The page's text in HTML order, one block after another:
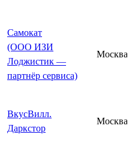
Самокат
(ООО ИЗИ
Лоджистик —
партнёр сервиса)
Москва
ВкусВилл.
Даркстор
Москва